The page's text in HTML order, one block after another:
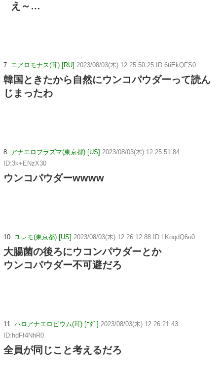
え～…
7: エアロモナス(茸) [RU] 2023/08/03(木) 12:25:50.25 ID:6tiEkQFS0
韓国ときたから自然にウンコパウダーって読ん
じまったわ
8: アナエロプラズマ(東京都) [US] 2023/08/03(木) 12:25:51.84
ID:3k+ENzX30
ウンコパウダーwwww
10: ユレモ(東京都) [US] 2023/08/03(木) 12:26:12.88 ID:LKoqdQ6u0
大腸菌の後ろにウコンパウダーとか
ウンコパウダー不可避だろ
11: ハロアナエロビウム(茸) [ﾆﾀﾞ] 2023/08/03(木) 12:26:21.43
ID:hdFf4NhR0
全員が同じこと考えるだろ